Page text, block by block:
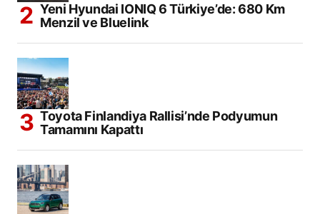
Yeni Hyundai IONIQ 6 Türkiye’de: 680 Km
Menzil ve Bluelink
Toyota Finlandiya Rallisi’nde Podyumun
Tamamını Kapattı